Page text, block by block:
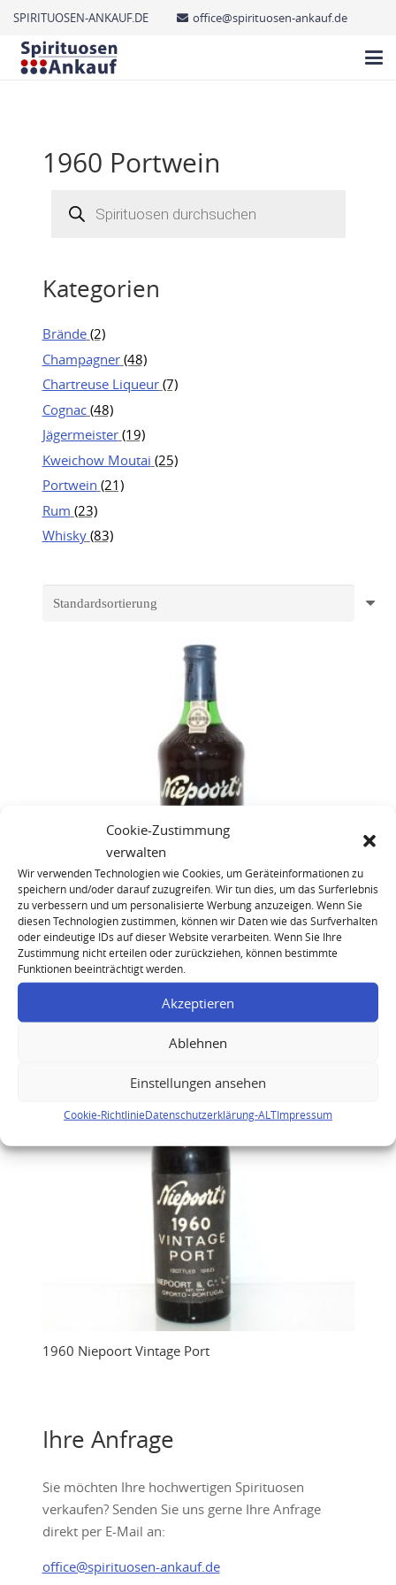
Cookie-Zustimmung
verwalten
Wir verwenden Technologien wie Cookies, um Geräteinformationen zu
speichern und/oder darauf zuzugreifen. Wir tun dies, um das Surferlebnis
zu verbessern und um personalisierte Werbung anzuzeigen. Wenn Sie
diesen Technologien zustimmen, können wir Daten wie das Surfverhalten
oder eindeutige IDs auf dieser Website verarbeiten. Wenn Sie Ihre
Zustimmung nicht erteilen oder zurückziehen, können bestimmte
Funktionen beeinträchtigt werden.
Akzeptieren
Ablehnen
Einstellungen ansehen
Cookie-RichtlinieDatenschutzerklärung-ALTImpressum
SPIRITUOSEN-ANKAUF.DE office@spirituosen-ankauf.de
1960 Portwein
search
Kategorien
Brände (2)
Champagner (48)
Chartreuse Liqueur (7)
Cognac (48)
Jägermeister (19)
Kweichow Moutai (25)
Portwein (21)
Rum (23)
Whisky (83)
1960 Niepoort Porto Colheita
1960 Niepoort Vintage Port
Ihre Anfrage
Sie möchten Ihre hochwertigen Spirituosen
verkaufen? Senden Sie uns gerne Ihre Anfrage
direkt per E-Mail an:
office@spirituosen-ankauf.de